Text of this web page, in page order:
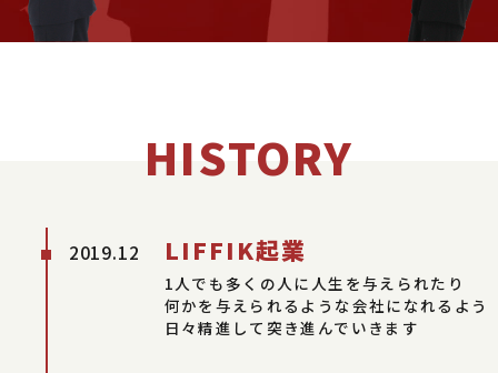
HISTORY
2019.12 LIFFIK起業
1人でも多くの人に人生を与えられたり
何かを与えられるような会社になれるよう
日々精進して突き進んでいきます